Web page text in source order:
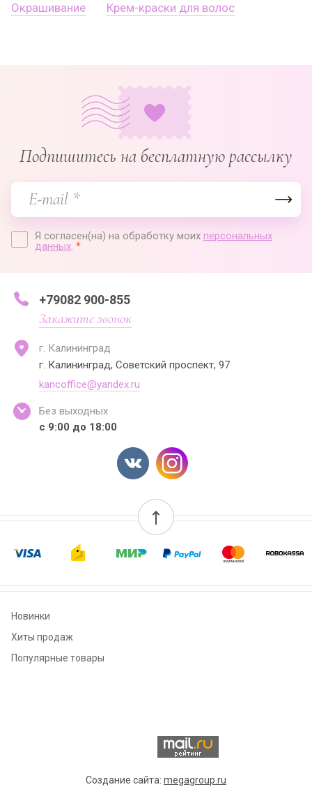
Окрашивание
Крем-краски для волос
Подпишитесь на бесплатную рассылку
Я согласен(на) на обработку моих персональных
данных. *
+79082 900-855
Закажите звонок
г. Калининград
г. Калининград, Советский проспект, 97
kancoffice@yandex.ru
Без выходных
с 9:00 до 18:00
Новинки
Хиты продаж
Популярные товары
Создание сайта: megagroup.ru